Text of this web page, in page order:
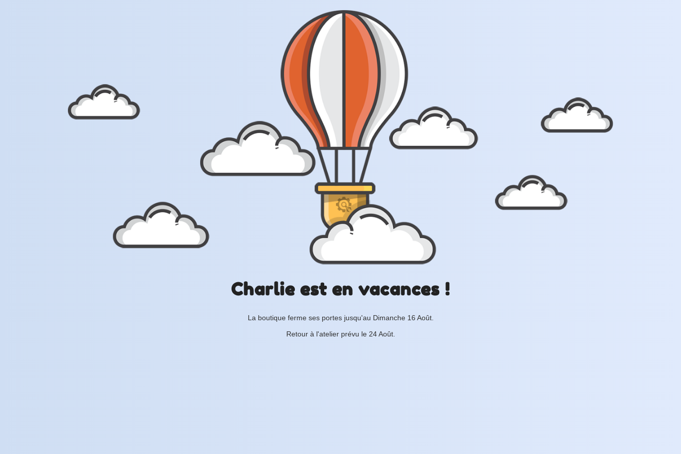
Charlie est en vacances !
La boutique ferme ses portes jusqu'au Dimanche 16 Août.
Retour à l'atelier prévu le 24 Août.